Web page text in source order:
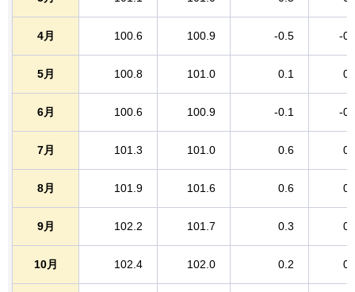
4月 100.6 100.9 -0.5 -
5月 100.8 101.0 0.1
6月 100.6 100.9 -0.1 -
7月 101.3 101.0 0.6
8月 101.9 101.6 0.6
9月 102.2 101.7 0.3
10月 102.4 102.0 0.2